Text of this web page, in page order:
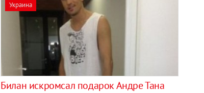
Украина
Билан искромсал подарок Андре Тана